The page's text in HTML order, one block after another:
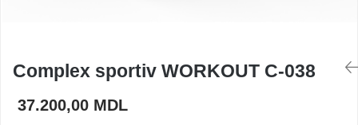
Mese și bănci pentru copii
Complex sportiv WORKOUT C-038
37.200,00 MDL